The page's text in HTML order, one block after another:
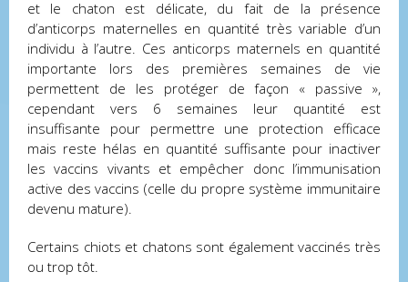
et le chaton est délicate, du fait de la présence
d’anticorps maternelles en quantité très variable d’un
individu à l’autre. Ces anticorps maternels en quantité
importante lors des premières semaines de vie
permettent de les protéger de façon « passive »,
cependant vers 6 semaines leur quantité est
insuffisante pour permettre une protection efficace
mais reste hélas en quantité suffisante pour inactiver
les vaccins vivants et empêcher donc l’immunisation
active des vaccins (celle du propre système immunitaire
devenu mature).
Certains chiots et chatons sont également vaccinés très
ou trop tôt.